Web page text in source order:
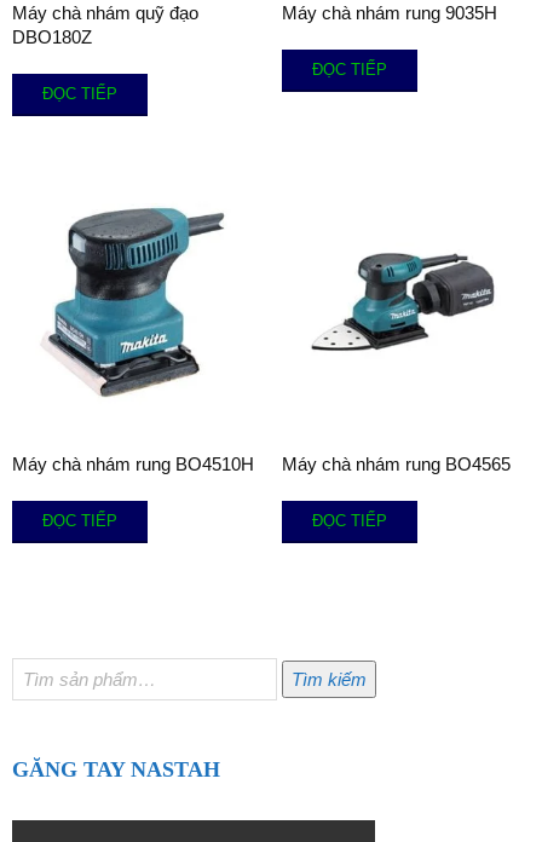
Máy chà nhám quỹ đạo
DBO180Z
ĐỌC TIẾP
Máy chà nhám rung 9035H
ĐỌC TIẾP
Máy chà nhám rung BO4510H
ĐỌC TIẾP
Máy chà nhám rung BO4565
ĐỌC TIẾP
Tìm
kiếm:
Tìm kiếm
GĂNG TAY NASTAH